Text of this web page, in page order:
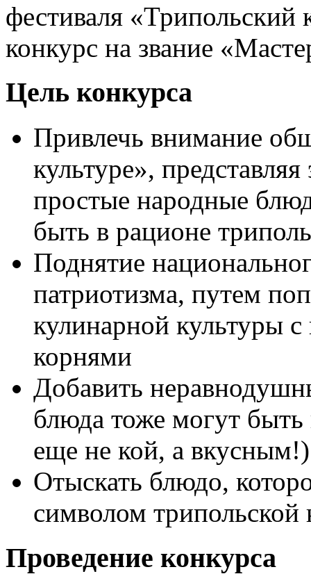
фестиваля «Трипольский
конкурс на звание
Цель конкурса
Привлечь внимание
культуре»,
простые народные
быть в рационе
Поднятие
патриотизма, путем
кулинарной культуры
корнями
Добавить
блюда тоже могут быть
еще не кой, а вкусным!)
Отыскать блюдо,
символом трипольской
Проведение конкурса